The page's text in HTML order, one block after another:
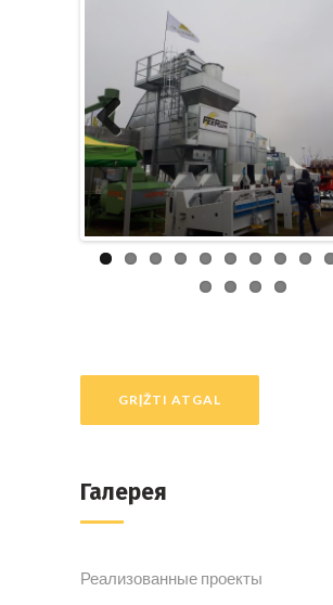
Previous
GRĮŽTI ATGAL
Галерея
Реализованные проекты